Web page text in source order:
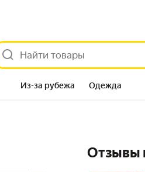
Из-за рубежа Одежда
Отзывы